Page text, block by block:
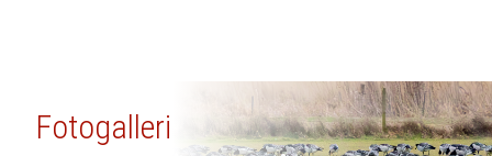
Fotogalleri